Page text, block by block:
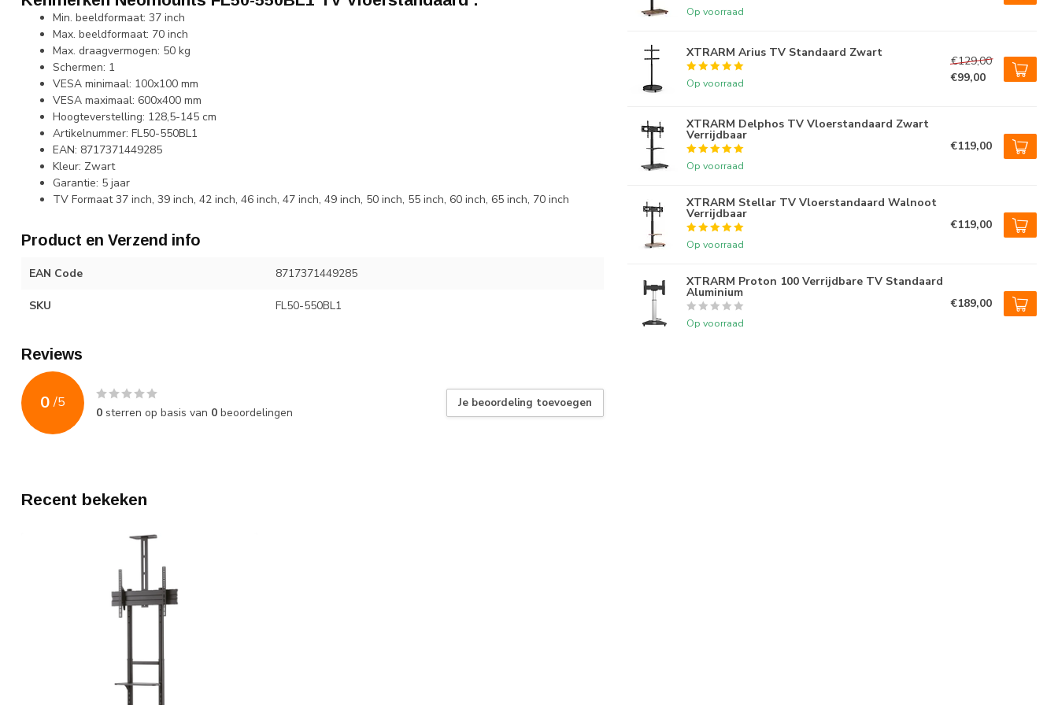
Min. beeldformaat: 37 inch
Max. beeldformaat: 70 inch
Max. draagvermogen: 50 kg
Schermen: 1
VESA minimaal: 100x100 mm
VESA maximaal: 600x400 mm
Hoogteverstelling: 128,5-145 cm
Artikelnummer: FL50-550BL1
EAN: 8717371449285
Kleur: Zwart
Garantie: 5 jaar
TV Formaat 37 inch, 39 inch, 42 inch, 46 inch, 47 inch, 49 inch, 50 inch, 55 inch, 60 inch, 65 inch, 70 inch
Product en Verzend info
EAN Code 8717371449285
SKU FL50-550BL1
Reviews
0 /5
0 sterren op basis van 0 beoordelingen
Je beoordeling toevoegen
Op voorraad
XTRARM Arius TV Standaard Zwart
Op voorraad
€129,00
€99,00
XTRARM Delphos TV Vloerstandaard Zwart
Verrijdbaar
Op voorraad
€119,00
XTRARM Stellar TV Vloerstandaard Walnoot
Verrijdbaar
Op voorraad
€119,00
XTRARM Proton 100 Verrijdbare TV Standaard
Aluminium
Op voorraad
€189,00
Recent bekeken